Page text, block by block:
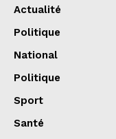
Actualité
Politique
National
Politique
Sport
Santé